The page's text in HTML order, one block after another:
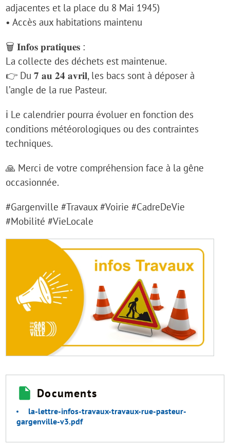
adjacentes et la place du 8 Mai 1945)
• Accès aux habitations maintenu
🗑️ 𝐈𝐧𝐟𝐨𝐬 𝐩𝐫𝐚𝐭𝐢𝐪𝐮𝐞𝐬 :
La collecte des déchets est maintenue.
👉 Du 𝟕 𝐚𝐮 𝟐𝟒 𝐚𝐯𝐫𝐢𝐥, les bacs sont à déposer à
l’angle de la rue Pasteur.
ℹ️ Le calendrier pourra évoluer en fonction des
conditions météorologiques ou des contraintes
techniques.
🙏 Merci de votre compréhension face à la gêne
occasionnée.
#Gargenville #Travaux #Voirie #CadreDeVie
#Mobilité #VieLocale
Documents
la-lettre-infos-travaux-travaux-rue-pasteur-
gargenville-v3.pdf